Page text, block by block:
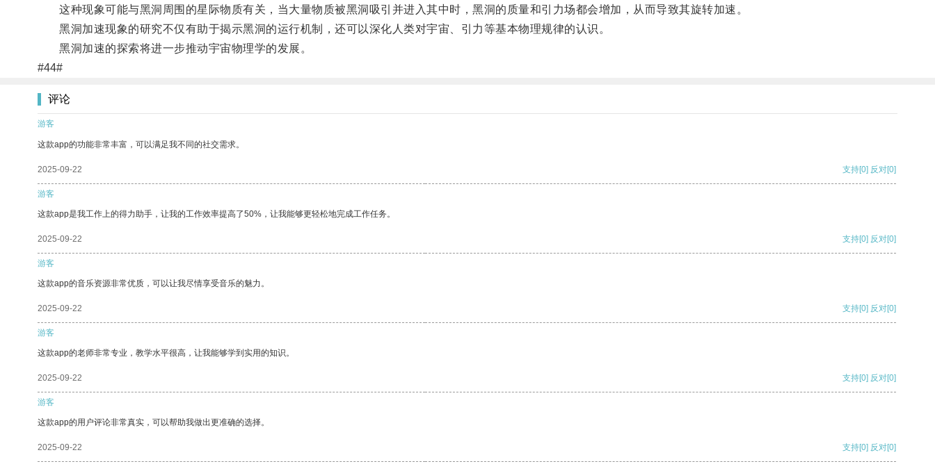
这种现象可能与黑洞周围的星际物质有关，当大量物质被黑洞吸引并进入其中时，黑洞的质量和引力场都会增加，从而导致其旋转加速。
黑洞加速现象的研究不仅有助于揭示黑洞的运行机制，还可以深化人类对宇宙、引力等基本物理规律的认识。
黑洞加速的探索将进一步推动宇宙物理学的发展。
#44#
评论
游客
这款app的功能非常丰富，可以满足我不同的社交需求。
2025-09-22 支持[0] 反对[0]
游客
这款app是我工作上的得力助手，让我的工作效率提高了50%，让我能够更轻松地完成工作任务。
2025-09-22 支持[0] 反对[0]
游客
这款app的音乐资源非常优质，可以让我尽情享受音乐的魅力。
2025-09-22 支持[0] 反对[0]
游客
这款app的老师非常专业，教学水平很高，让我能够学到实用的知识。
2025-09-22 支持[0] 反对[0]
游客
这款app的用户评论非常真实，可以帮助我做出更准确的选择。
2025-09-22 支持[0] 反对[0]